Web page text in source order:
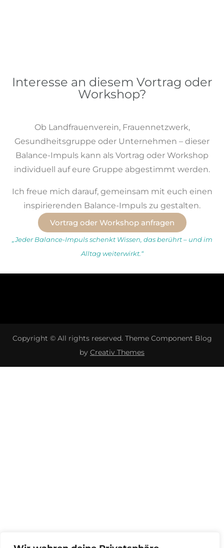
Interesse an diesem Vortrag oder
Workshop?
Ob Landfrauenverein, Frauennetzwerk,
Gesundheitsgruppe oder Unternehmen – dieser
Balance-Impuls kann als Vortrag oder Workshop
individuell auf eure Gruppe abgestimmt werden.
Ich freue mich darauf, gemeinsam mit euch einen
inspirierenden Balance-Impuls zu gestalten.
Vortrag oder Workshop anfragen
„Jeder Balance-Impuls schenkt Wissen, das berührt – und im
Alltag weiterwirkt.“
Copyright © All rights reserved. Theme Component Blog
by Creativ Themes